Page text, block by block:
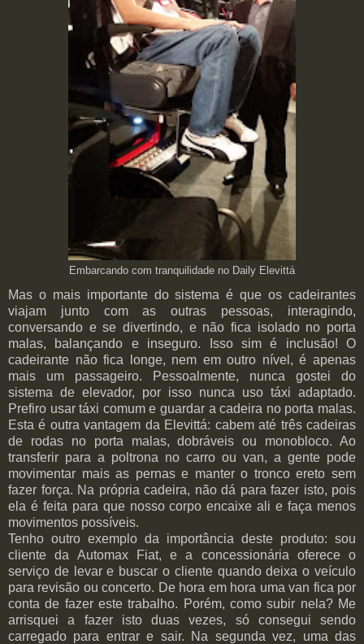
Embarcando com tranquilidade no Daily Elevittá
Mas o mais importante do sistema é que os cadeirantes
viajam junto com as outras pessoas, interagindo,
conversando e se divertindo, e não fica isolado no porta
malas, balançando e inseguro. Isso sim é inclusão! O
cadeirante não fica longe, nem em outro nível, é apenas
mais um passageiro. Pessoalmente, nunca gostei do
sistema de elevador, por isso nunca uso táxi adaptado.
Prefiro usar táxi comum e guardar a cadeira no porta malas.
Esta é outra vantagem da Elevittá: cabem até três cadeiras
de rodas no porta malas, dobráveis ou monobloco. Ao
transferir para a poltrona no carro ou van, a gente pode
movimentar mais as pernas e manter o tronco ereto sem
fazer força. Na própria cadeira, não dá para fazer isto, pois
ela é feita para que nosso corpo encaixe ali e faça menos
movimentos possíveis.
Tenho outro exemplo da importância deste produto: sou
cliente da Automax Fiat, e a concessionária oferece o
serviço de levar e buscar o cliente quando deixa o veículo
para revisão ou concerto. De hora em hora uma van fica por
conta de fazer este trabalho. Porém, como subir nela? Me
arrisquei a fazer isto duas vezes, só consegui sendo
carregado para entrar e sair. Na segunda vez, uma das